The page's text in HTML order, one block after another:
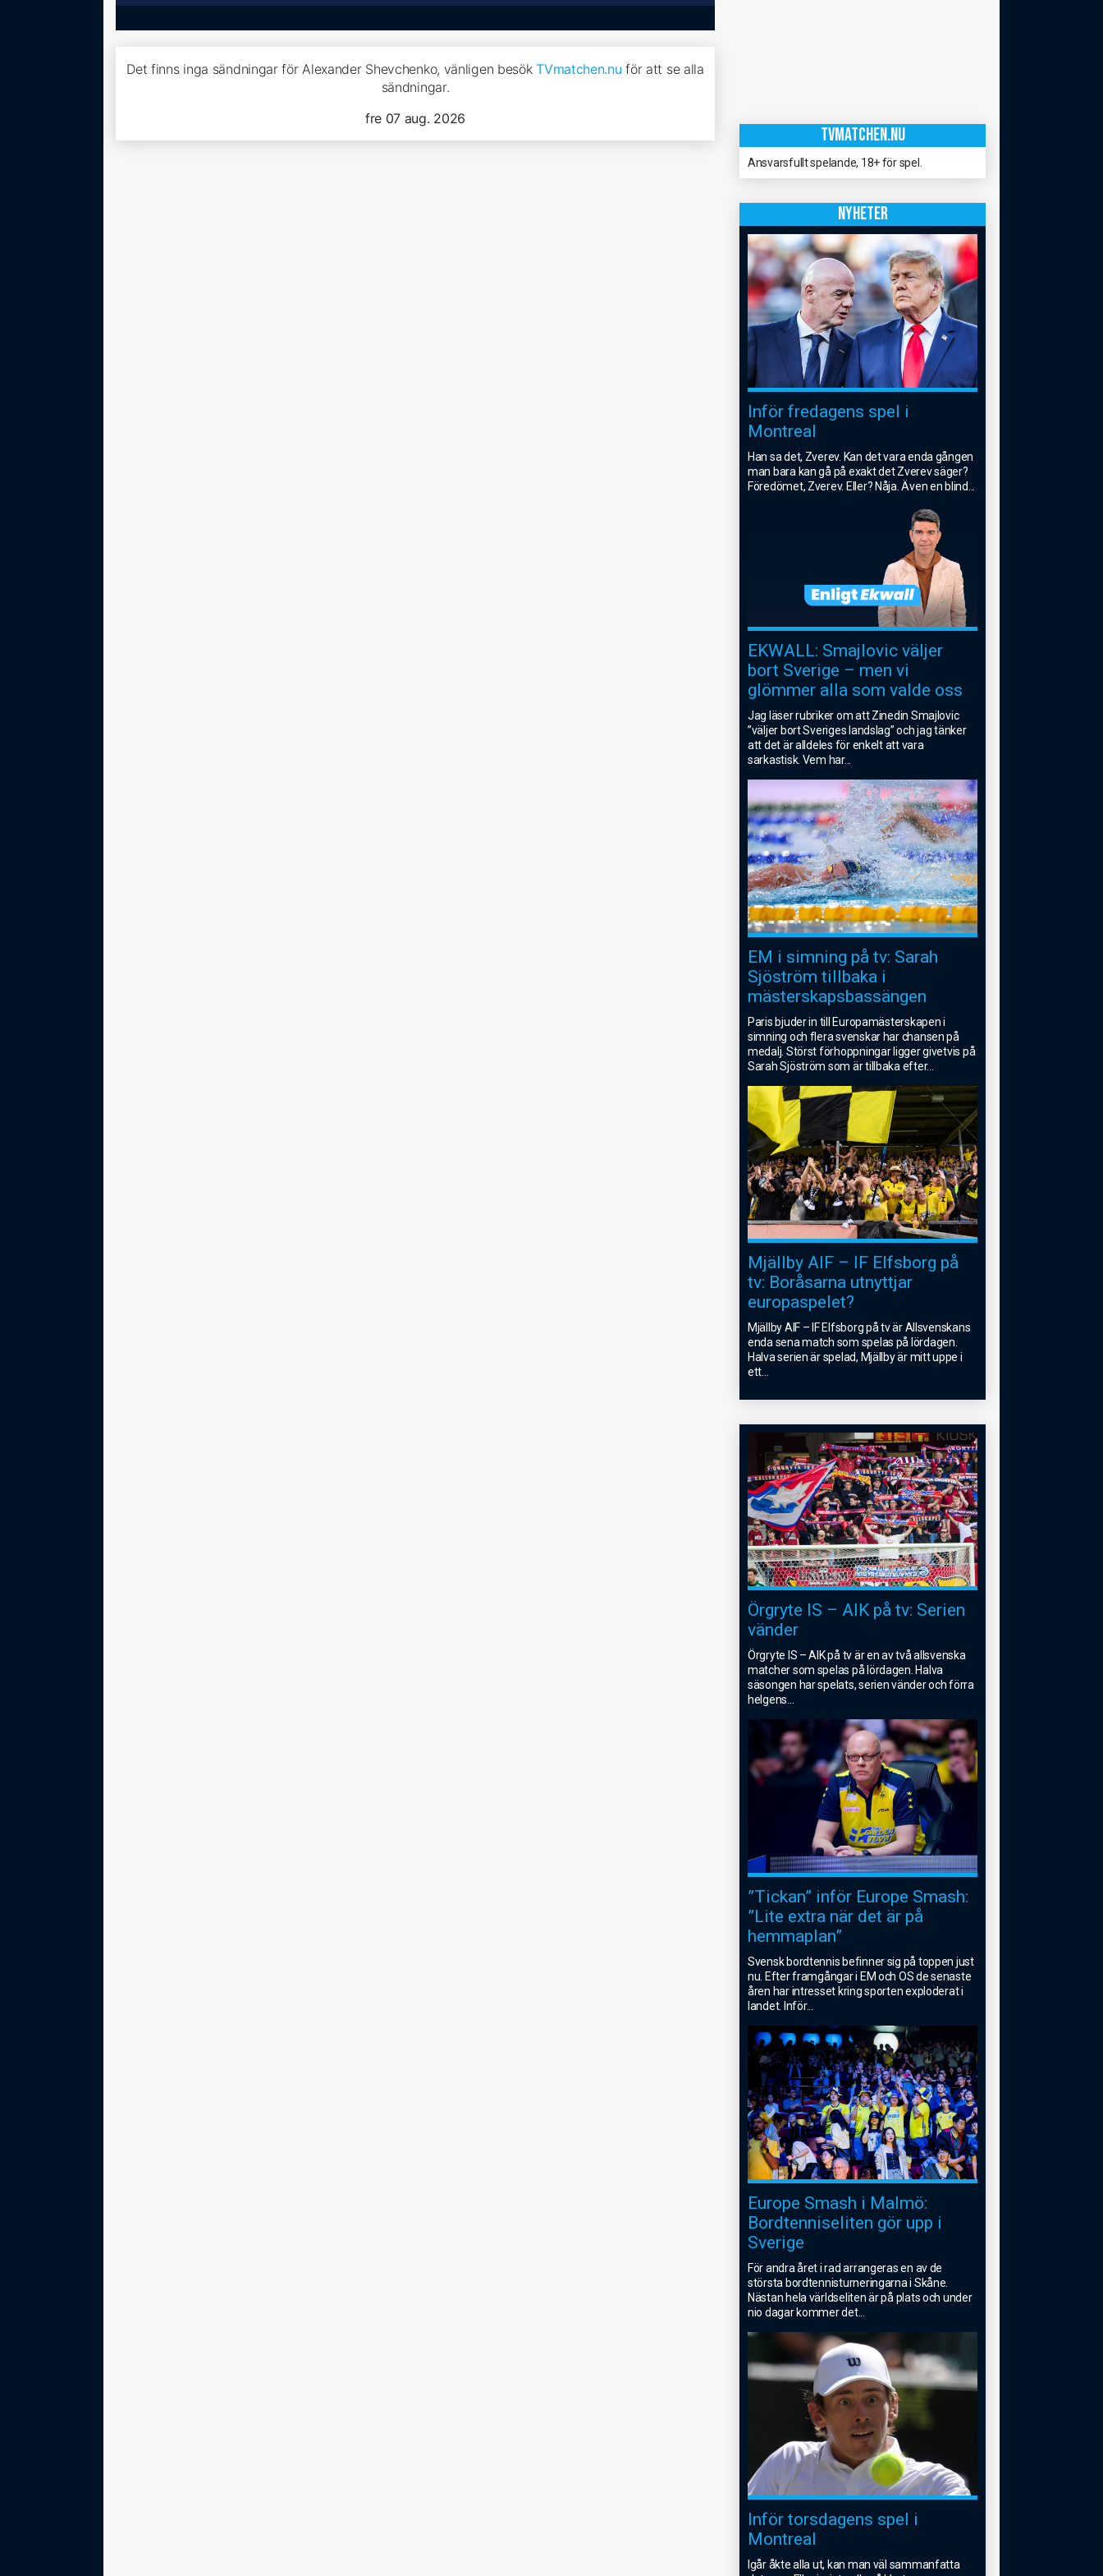
Det finns inga sändningar för Alexander Shevchenko, vänligen besökTVmatchen.nu för att se alla
sändningar.
fre 07 aug. 2026
TVMATCHEN.NU
Ansvarsfullt spelande, 18+ för spel.
NYHETER
Inför fredagens spel i
Montreal
Han sa det, Zverev. Kan det vara enda gången
man bara kan gå på exakt det Zverev säger?
Föredömet, Zverev. Eller? Nåja. Även en blind
EKWALL: Smajlovic väljer
bort Sverige – men vi
glömmer alla som valde oss
Jag läser rubriker om att Zinedin Smajlovic
”väljer bort Sveriges landslag” och jag tänker
att det är alldeles för enkelt att vara
sarkastisk. Vem har...
EM i simning på tv: Sarah
Sjöström tillbaka i
mästerskapsbassängen
Paris bjuder in till Europamästerskapen i
simning och flera svenskar har chansen på
medalj. Störst förhoppningar ligger givetvis på
Sarah Sjöström som är tillbaka efter...
Mjällby AIF – IF Elfsborg på
tv: Boråsarna utnyttjar
europaspelet?
Mjällby AIF – IF Elfsborg på tv är Allsvenskans
enda sena match som spelas på lördagen.
Halva serien är spelad, Mjällby är mitt uppe i
ett...
Örgryte IS – AIK på tv: Serien
vänder
Örgryte IS – AIK på tv är en av två allsvenska
matcher som spelas på lördagen. Halva
säsongen har spelats, serien vänder och förra
helgens
”Tickan” inför Europe Smash:
”Lite extra när det är på
hemmaplan”
Svensk bordtennis befinner sig på toppen just
nu. Efter framgångar i EM och OS de senaste
åren har intresset kring sporten exploderat i
landet. Inför...
Europe Smash i Malmö:
Bordtenniseliten gör upp i
Sverige
För andra året i rad arrangeras en av de
största bordtennisturneringarna i Skåne.
Nästan hela världseliten är på plats och under
nio dagar kommer det...
Inför torsdagens spel i
Montreal
Igår åkte alla ut, kan man väl sammanfatta